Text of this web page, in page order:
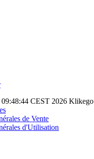
CEST 2026 Klikego
de Vente
d'Utilisation